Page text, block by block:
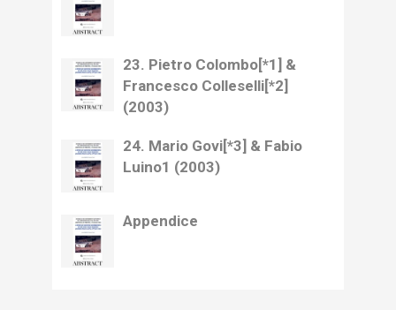
23. Pietro Colombo[*1] &
Francesco Colleselli[*2]
(2003)
24. Mario Govi[*3] & Fabio
Luino1 (2003)
Appendice